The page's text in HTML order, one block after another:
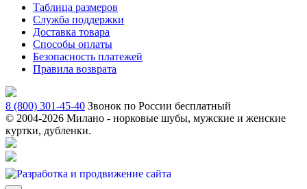
Таблица размеров
Служба поддержки
Доставка товара
Способы оплаты
Безопасность платежей
Правила возврата
8 (800) 301-45-40 Звонок по России бесплатный
© 2004-2026 Милано - норковые шубы, мужские и женские
куртки, дубленки.